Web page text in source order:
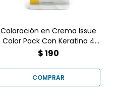
Coloración en Crema Issue
Color Pack Con Keratina 4
Castaño
$190